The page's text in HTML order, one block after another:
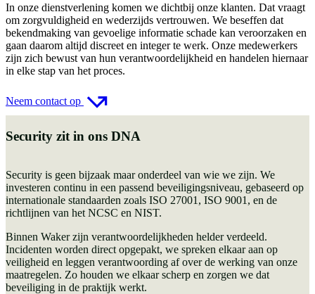
In onze dienstverlening komen we dichtbij onze klanten. Dat vraagt
om zorgvuldigheid en wederzijds vertrouwen. We beseffen dat
bekendmaking van gevoelige informatie schade kan veroorzaken en
gaan daarom altijd discreet en integer te werk. Onze medewerkers
zijn zich bewust van hun verantwoordelijkheid en handelen hiernaar
in elke stap van het proces.
Neem contact op
Security zit in ons DNA
Security is geen bijzaak maar onderdeel van wie we zijn. We
investeren continu in een passend beveiligingsniveau, gebaseerd op
internationale standaarden zoals ISO 27001, ISO 9001, en de
richtlijnen van het NCSC en NIST.
Binnen Waker zijn verantwoordelijkheden helder verdeeld.
Incidenten worden direct opgepakt, we spreken elkaar aan op
veiligheid en leggen verantwoording af over de werking van onze
maatregelen. Zo houden we elkaar scherp en zorgen we dat
beveiliging in de praktijk werkt.